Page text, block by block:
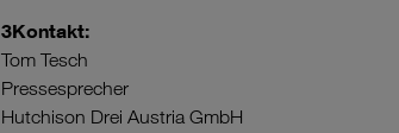
3Kontakt:
Tom Tesch
Pressesprecher
Hutchison Drei Austria GmbH